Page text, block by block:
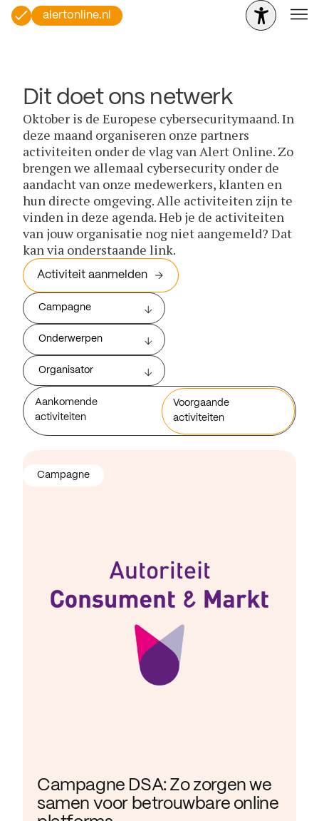
alertonline.nl
Dit doet ons netwerk
Oktober is de Europese cybersecuritymaand. In
deze maand organiseren onze partners
activiteiten onder de vlag van Alert Online. Zo
brengen we allemaal cybersecurity onder de
aandacht van onze medewerkers, klanten en
hun directe omgeving. Alle activiteiten zijn te
vinden in deze agenda. Heb je de activiteiten
van jouw organisatie nog niet aangemeld? Dat
kan via onderstaande link.
Activiteit aanmelden
Campagne
Onderwerpen
Organisator
Aankomende
activiteiten
Voorgaande
activiteiten
Campagne DSA: Zo zorgen we
samen voor betrouwbare online
Campagne